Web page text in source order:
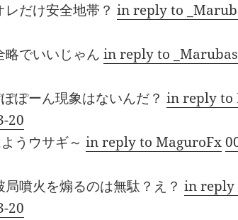
レだけ安全地帯？in reply to
略でいいじゃんin reply to
ぽーん現象はないんだ？in reply to
20
うウサギ～in reply to MaguroFx
局噴火を煽るのは無駄？え？in reply
20